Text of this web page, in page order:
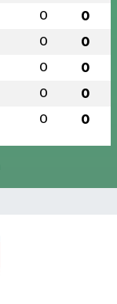
0 0
0 0
0 0
0 0
0 0